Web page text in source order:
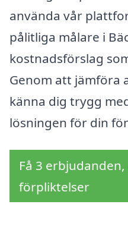
använda vår
pålitliga målare i
kostnadsförslag
Genom att jämföra
känna dig trygg
lösningen för din
Få 3
förpliktelser